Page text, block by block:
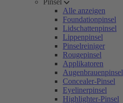
Pinsel
Alle anzeigen
Foundationpinsel
Lidschattenpinsel
Lippenpinsel
Pinselreiniger
Rougepinsel
Applikatoren
Augenbrauenpinsel
Concealer-Pinsel
Eyelinerpinsel
Highlighter-Pinsel